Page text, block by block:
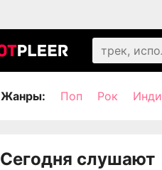
Жанры: Поп Рок Инди
Сегодня слушают